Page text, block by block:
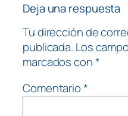
Deja una respuesta
Tu dirección de
publicada. Los
marcados con*
Comentario*